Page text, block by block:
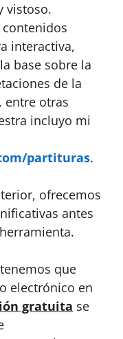
vistoso.
interactiva,
base sobre la
de la
entre otras
incluyo mi
partituras.
ofrecemos
antes
que
electrónico en
gratuita se